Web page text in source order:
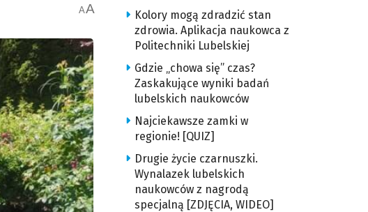
AA
Kolory mogą zdradzić stan
zdrowia. Aplikacja naukowca z
Politechniki Lubelskiej
Gdzie „chowa się” czas?
Zaskakujące wyniki badań
lubelskich naukowców
Najciekawsze zamki w
regionie! [QUIZ]
Drugie życie czarnuszki.
Wynalazek lubelskich
naukowców z nagrodą
specjalną [ZDJĘCIA, WIDEO]